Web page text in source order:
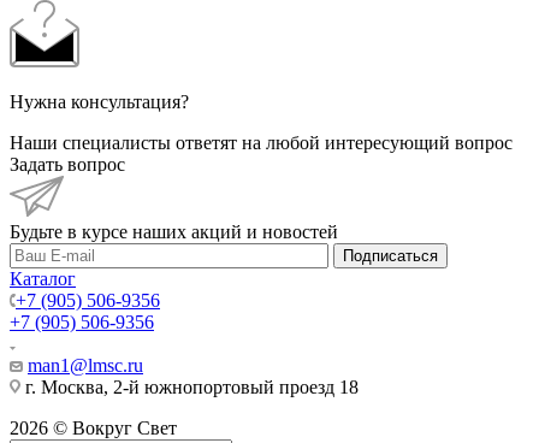
Нужна консультация?
Наши специалисты ответят на любой интересующий вопрос
Задать вопрос
Будьте в курсе наших акций и новостей
Подписаться
Каталог
+7 (905) 506-9356
+7 (905) 506-9356
man1@lmsc.ru
г. Москва, 2-й южнопортовый проезд 18
2026 © Вокруг Свет